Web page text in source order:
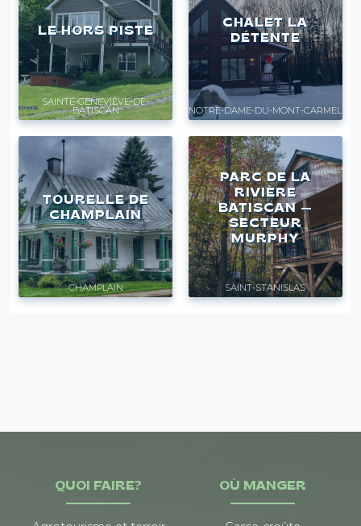
LE HORS PISTE
SAINTE-GENEVIÈVE-DE-
BATISCAN
CHALET LA
DÉTENTE
NOTRE-DAME-DU-MONT-CARMEL
TOURELLE DE
CHAMPLAIN
CHAMPLAIN
PARC DE LA
RIVIÈRE
BATISCAN —
SECTEUR
MURPHY
SAINT-STANISLAS
QUOI FAIRE? OÙ MANGER